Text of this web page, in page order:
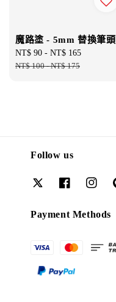
魔路塗 - 5mm 替換筆頭
Sale
price
NT$ 90 - NT$ 165
NT$ 100-NT$ 175
Follow us
Payment Methods